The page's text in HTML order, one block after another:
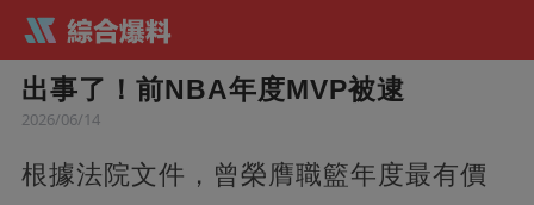
出事了！前NBA年度MVP被逮
2026/06/14
根據法院文件，曾榮膺職籃年度最有價